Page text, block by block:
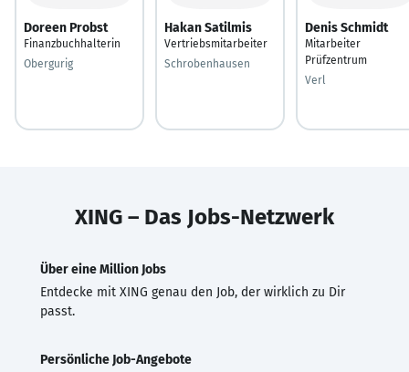
Doreen Probst
Finanzbuchhalterin
Obergurig
Hakan Satilmis
Vertriebsmitarbeiter
Schrobenhausen
Denis Schmidt
Mitarbeiter
Prüfzentrum
Verl
XING – Das Jobs-Netzwerk
Über eine Million Jobs
Entdecke mit XING genau den Job, der wirklich zu Dir
passt.
Persönliche Job-Angebote